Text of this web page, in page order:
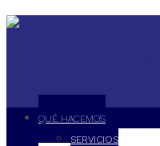
QUÉ HACEMOS
SERVICIOS